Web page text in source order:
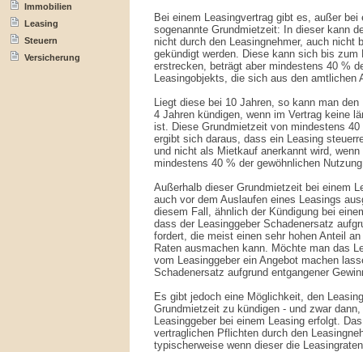
Bei einem Leasingvertrag gibt es, außer bei
sogenannte Grundmietzeit: In dieser kann
nicht durch den Leasingnehmer, auch nicht
gekündigt werden. Diese kann sich bis zum
erstrecken, beträgt aber mindestens 40 %
Leasingobjekts, die sich aus den amtlichen
Liegt diese bei 10 Jahren, so kann man
4 Jahren kündigen, wenn im Vertrag keine
ist. Diese Grundmietzeit von mindestens
ergibt sich daraus, dass ein Leasing
und nicht als Mietkauf anerkannt wird,
mindestens 40 % der gewöhnlichen
Außerhalb dieser Grundmietzeit bei einem
auch vor dem Auslaufen eines Leasings
diesem Fall, ähnlich der Kündigung bei
dass der Leasinggeber Schadenersatz
fordert, die meist einen sehr hohen Anteil
Raten ausmachen kann. Möchte man das
vom Leasinggeber ein Angebot machen
Schadenersatz aufgrund entgangener
Es gibt jedoch eine Möglichkeit, den
Grundmietzeit zu kündigen - und zwar
Leasinggeber bei einem Leasing erfolgt.
vertraglichen Pflichten durch den
typischerweise wenn dieser die
Immobilien
Leasing
Steuern
Versicherung